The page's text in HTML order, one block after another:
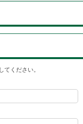
てください。